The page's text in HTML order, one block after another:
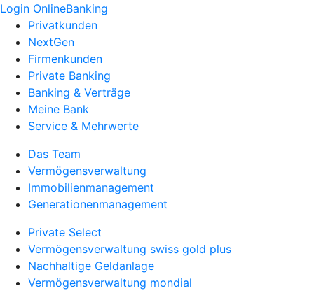
Login OnlineBanking
Privatkunden
NextGen
Firmenkunden
Private Banking
Banking & Verträge
Meine Bank
Service & Mehrwerte
Das Team
Vermögensverwaltung
Immobilienmanagement
Generationenmanagement
Private Select
Vermögensverwaltung swiss gold plus
Nachhaltige Geldanlage
Vermögensverwaltung mondial